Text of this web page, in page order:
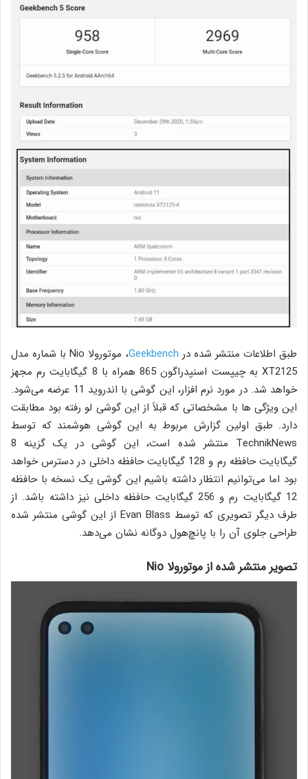
طبق اطلاعات منتشر شده در Geekbench
، موتورولا Nio با شماره مدل
XT2125 به چیپست اسنپدراگون 865 همراه با 8 گیگابایت رم مجهز
خواهد شد. در مورد نرم افزار، این گوشی با اندروید 11 عرضه می‌شود.
این ویژگی ها با مشخصاتی که قبلاً از این گوشی لو رفته بود مطابقت
دارد. طبق اولین گزارش مربوط به این گوشی هوشمند که توسط
TechnikNews منتشر شده است، این گوشی در یک گزینه 8
گیگابایت حافظه رم و 128 گیگابایت حافظه داخلی در دسترس خواهد
بود اما می‌توانیم انتظار داشته باشیم این گوشی یک نسخه با حافظه
12 گیگابایت رم و 256 گیگابایت حافظه داخلی نیز داشته باشد. از
طرف دیگر تصویری که توسط Evan Blass از این گوشی منتشر شده
طراحی جلوی آن را با پانچ‌هول دوگانه نشان می‌دهد.
تصویر منتشر شده از موتورولا Nio